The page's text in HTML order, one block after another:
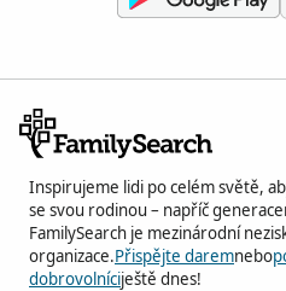
Inspirujeme lidi po celém světě,
se svou rodinou – napříč
FamilySearch je mezinárodní
organizace.Přispějte daremnebo
dobrovolníciještě dnes!